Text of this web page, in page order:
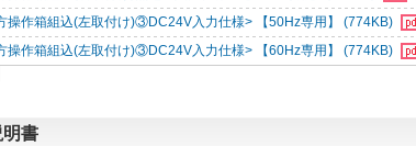
操作箱組込(左取付け)③DC24V入力仕様> 【50Hz専用】 (774KB)
操作箱組込(左取付け)③DC24V入力仕様> 【60Hz専用】 (774KB)
書